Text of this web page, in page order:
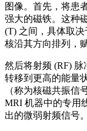
图像。首先，将患
强大的磁铁。这种
(T) 之间，具体取
核沿其方向排列，
然后将射频 (RF)
转移到更高的能量
（称为核磁共振信
MRI 机器中的专用
出的微弱射频信号。